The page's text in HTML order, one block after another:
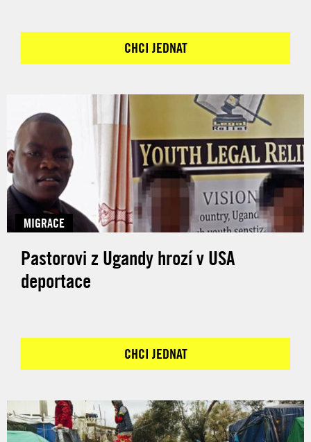
CHCI JEDNAT
MIGRACE
Pastorovi z Ugandy hrozí v USA
deportace
CHCI JEDNAT